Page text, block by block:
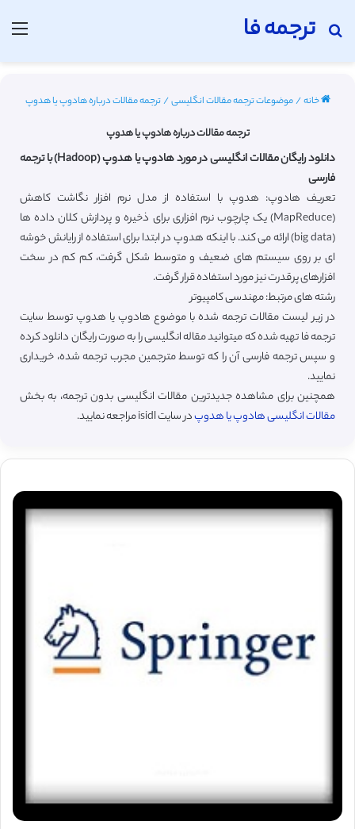
ترجمه فا
جستجو برای
خانه/موضوعات ترجمه مقالات انگلیسی/ترجمه مقالات درباره هادوپ یا هدوپ
ترجمه مقالات درباره هادوپ یا هدوپ
دانلود رایگان مقالات انگلیسی در مورد هادوپ یا هدوپ (Hadoop) با ترجمه
فارسی
تعریف هادوپ: هدوپ با استفاده از مدل نرم افزار نگاشت کاهش
(MapReduce) یک چارچوب نرم افزاری برای ذخیره و پردازش کلان داده ها
(big data) ارائه می کند. با اینکه هدوپ در ابتدا برای استفاده از رایانش خوشه
ای بر روی سیستم های ضعیف و متوسط شکل گرفت، کم کم در سخت
افزارهای پرقدرت نیز مورد استفاده قرار گرفت.
رشته های مرتبط: مهندسی کامپیوتر
در زیر لیست مقالات ترجمه شده با موضوع هادوپ یا هدوپ توسط سایت
ترجمه فا تهیه شده که میتوانید مقاله انگلیسی را به صورت رایگان دانلود کرده
و سپس ترجمه فارسی آن را که توسط مترجمین مجرب ترجمه شده، خریداری
نمایید.
همچنین برای مشاهده جدیدترین مقالات انگلیسی بدون ترجمه، به بخش
مقالات انگلیسی هادوپ یا هدوپدر سایت isidl مراجعه نمایید.